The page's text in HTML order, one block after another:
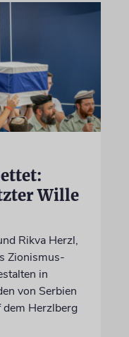
Wille
Rikva Herzl,
Zionismus-
in
von Serbien
Herzlberg